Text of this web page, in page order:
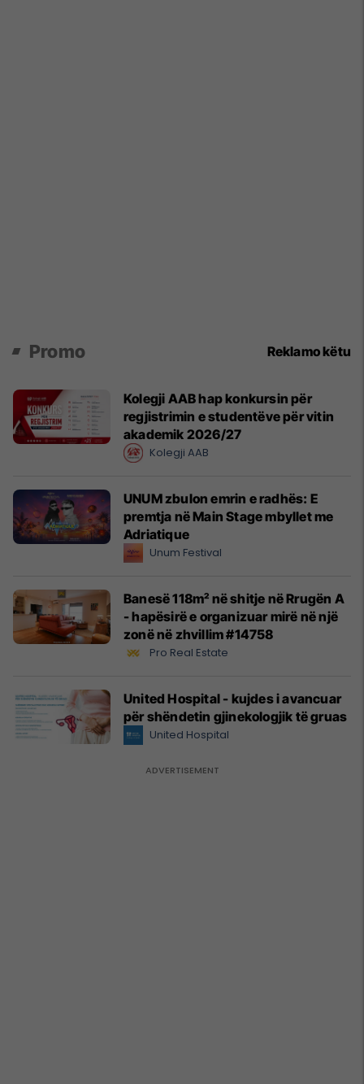
Promo Reklamo këtu
Kolegji AAB hap konkursin për
regjistrimin e studentëve për vitin
akademik 2026/27
Kolegji AAB
UNUM zbulon emrin e radhës: E
premtja në Main Stage mbyllet me
Adriatique
Unum Festival
Banesë 118m² në shitje në Rrugën A
- hapësirë e organizuar mirë në një
zonë në zhvillim #14758
Pro Real Estate
United Hospital - kujdes i avancuar
për shëndetin gjinekologjik të gruas
United Hospital